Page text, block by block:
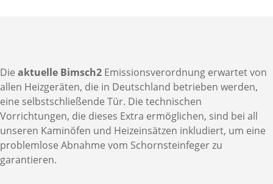
Die aktuelle Bimsch2 Emissionsverordnung erwartet von
allen Heizgeräten, die in Deutschland betrieben werden,
eine selbstschließende Tür. Die technischen
Vorrichtungen, die dieses Extra ermöglichen, sind bei all
unseren Kaminöfen und Heizeinsätzen inkludiert, um eine
problemlose Abnahme vom Schornsteinfeger zu
garantieren.